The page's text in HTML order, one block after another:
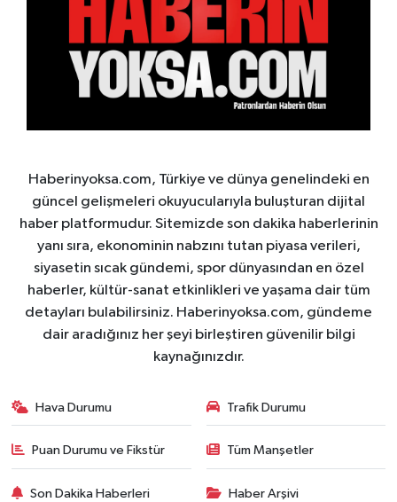
Haberinyoksa.com, Türkiye ve dünya genelindeki en
güncel gelişmeleri okuyucularıyla buluşturan dijital
haber platformudur. Sitemizde son dakika haberlerinin
yanı sıra, ekonominin nabzını tutan piyasa verileri,
siyasetin sıcak gündemi, spor dünyasından en özel
haberler, kültür-sanat etkinlikleri ve yaşama dair tüm
detayları bulabilirsiniz. Haberinyoksa.com, gündeme
dair aradığınız her şeyi birleştiren güvenilir bilgi
kaynağınızdır.
Hava Durumu Trafik Durumu
Puan Durumu ve Fikstür Tüm Manşetler
Son Dakika Haberleri Haber Arşivi